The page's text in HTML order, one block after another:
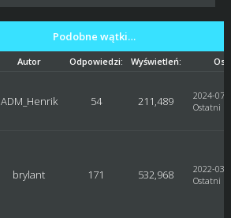
Podobne wątki…
Autor Odpowiedzi: Wyświetleń:
ADM_Henrik 54 211,489
2024-07-
Ostatni
brylant 171 532,968
2022-03-
Ostatni